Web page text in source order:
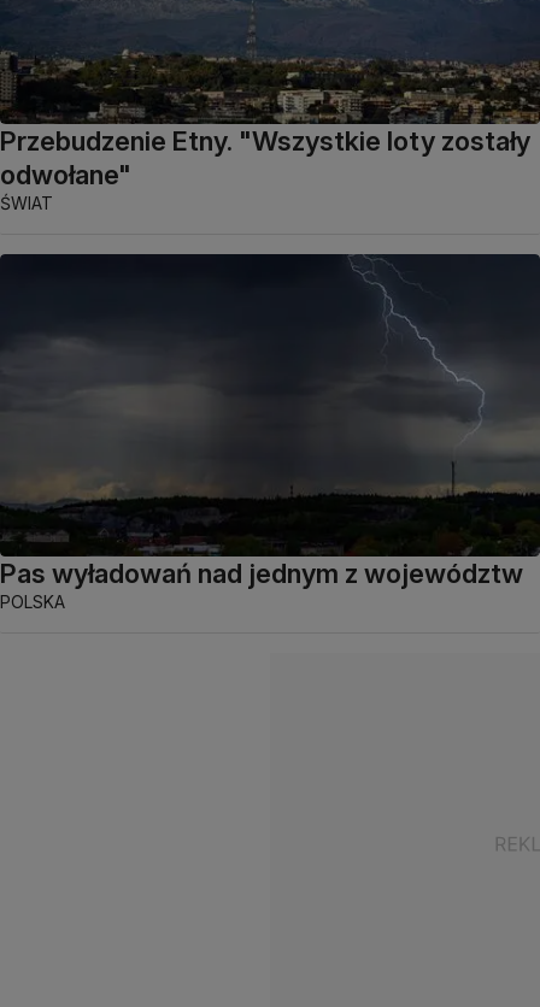
Przebudzenie Etny. "Wszystkie loty zostały
odwołane"
ŚWIAT
Pas wyładowań nad jednym z województw
POLSKA